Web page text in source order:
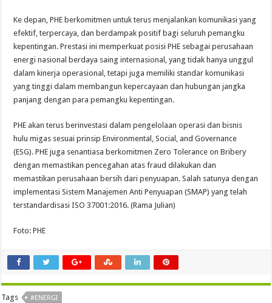
Ke depan, PHE berkomitmen untuk terus menjalankan komunikasi yang
efektif, terpercaya, dan berdampak positif bagi seluruh pemangku
kepentingan. Prestasi ini memperkuat posisi PHE sebagai perusahaan
energi nasional berdaya saing internasional, yang tidak hanya unggul
dalam kinerja operasional, tetapi juga memiliki standar komunikasi
yang tinggi dalam membangun kepercayaan dan hubungan jangka
panjang dengan para pemangku kepentingan.
PHE akan terus berinvestasi dalam pengelolaan operasi dan bisnis
hulu migas sesuai prinsip Environmental, Social, and Governance
(ESG). PHE juga senantiasa berkomitmen Zero Tolerance on Bribery
dengan memastikan pencegahan atas fraud dilakukan dan
memastikan perusahaan bersih dari penyuapan. Salah satunya dengan
implementasi Sistem Manajemen Anti Penyuapan (SMAP) yang telah
terstandardisasi ISO 37001:2016. (Rama Julian)
Foto: PHE
Tags
#ENERGI